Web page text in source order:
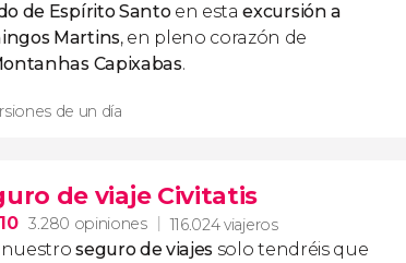
de Espírito Santoen estaexcursión a
Martins, en pleno corazón de
Capixabas.
de un día
de viaje Civitatis
3.280 opiniones 116.024 viajeros
nuestroseguro de viajes solo tendréis que